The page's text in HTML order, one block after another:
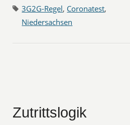
3G2G-Regel, Coronatest,
Niedersachsen
Zutrittslogik